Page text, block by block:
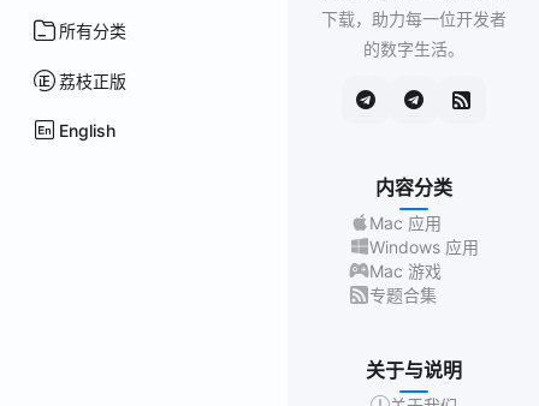
所有分类
荔枝正版
English
下载，助力每一位开发者
的数字生活。
内容分类
Mac 应用
Windows 应用
Mac 游戏
专题合集
关于与说明